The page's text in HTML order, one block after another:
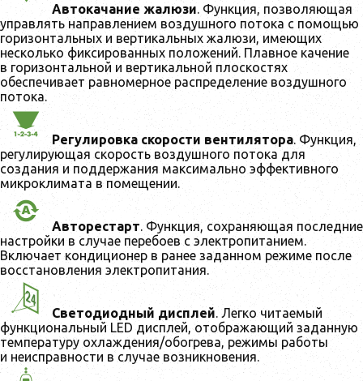
Автокачание жалюзи. Функция, позволяющая
управлять направлением воздушного потока с помощью
горизонтальных и вертикальных жалюзи, имеющих
несколько фиксированных положений. Плавное качение
в горизонтальной и вертикальной плоскостях
обеспечивает равномерное распределение воздушного
потока.
Регулировка скорости вентилятора. Функция,
регулирующая скорость воздушного потока для
создания и поддержания максимально эффективного
микроклимата в помещении.
Авторестарт . Функция, сохраняющая последние
настройки в случае перебоев с электропитанием.
Включает кондиционер в ранее заданном режиме после
восстановления электропитания.
Светодиодный дисплей . Легко читаемый
функциональный LED дисплей, отображающий заданную
температуру охлаждения/обогрева, режимы работы
и неисправности в случае возникновения.